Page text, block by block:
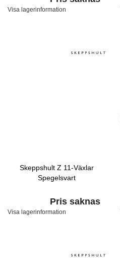
Visa lagerinformation
Skeppshult Z 11-Växlar
Spegelsvart
Pris saknas
Visa lagerinformation